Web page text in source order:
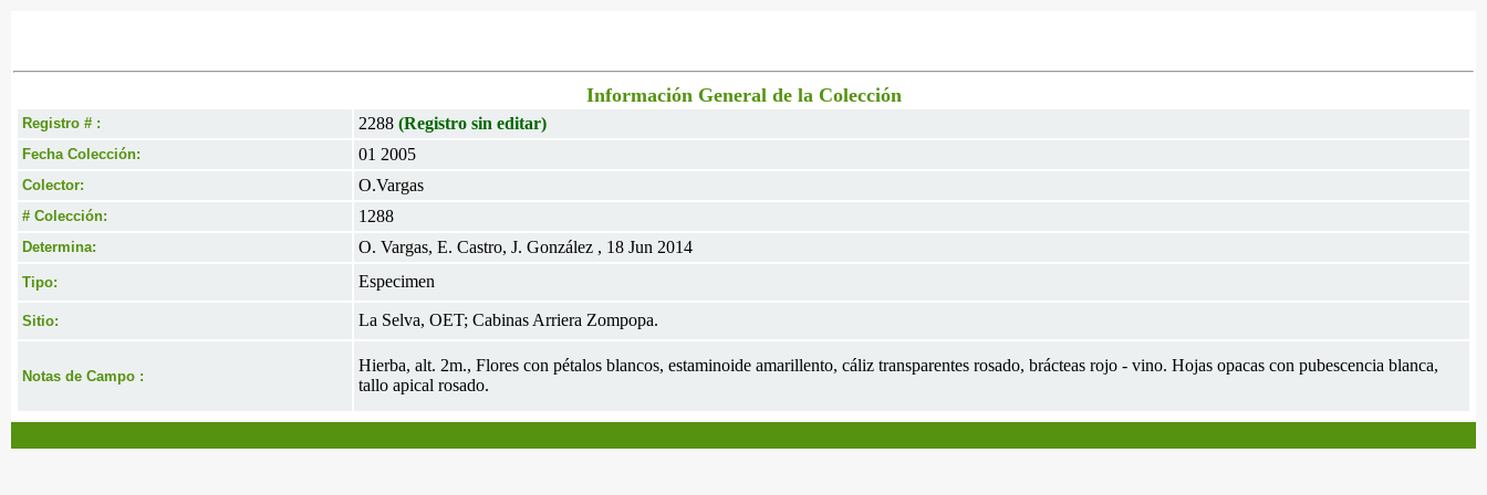
Información General de la Colección
Registro # : 2288 (Registro sin editar)
Fecha Colección: 01 2005
Colector: O.Vargas
# Colección: 1288
Determina: O. Vargas, E. Castro, J. González , 18 Jun 2014
Tipo: Especimen
Sitio: La Selva, OET; Cabinas Arriera Zompopa.
Notas de Campo :
Hierba, alt. 2m., Flores con pétalos blancos, estaminoide amarillento, cáliz transparentes rosado, brácteas rojo - vino. Hojas opacas con pubescencia blanca,
tallo apical rosado.